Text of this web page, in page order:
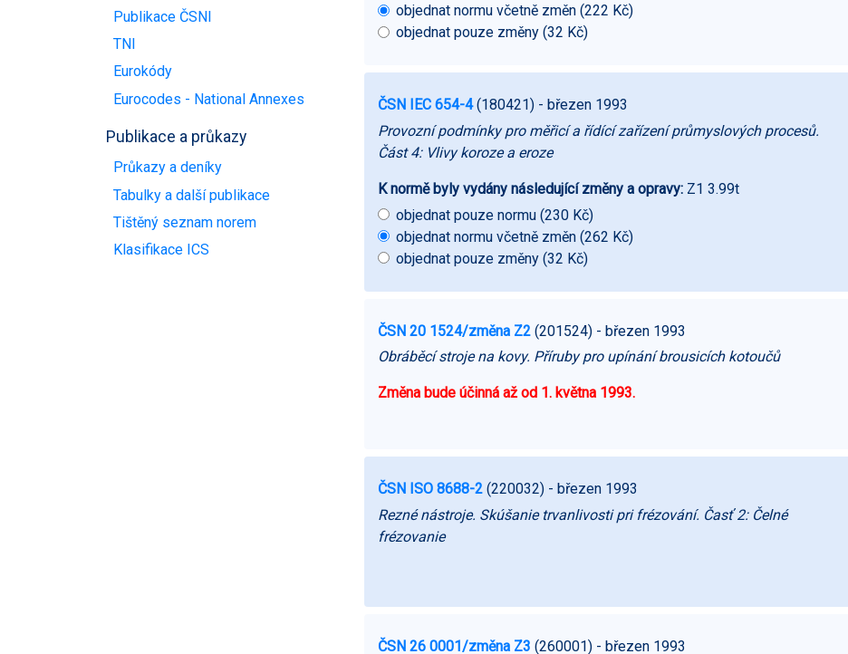
Publikace ČSNI
TNI
Eurokódy
Eurocodes - National Annexes
Publikace a průkazy
Průkazy a deníky
Tabulky a další publikace
Tištěný seznam norem
Klasifikace ICS
objednat normu včetně změn (222 Kč)
objednat pouze změny (32 Kč)
ČSN IEC 654-4(180421) - březen 1993
Provozní podmínky pro měřicí a řídící zařízení průmyslových procesů.
Část 4: Vlivy koroze a eroze
K normě byly vydány následující změny a opravy: Z1 3.99t
objednat pouze normu (230 Kč)
objednat normu včetně změn (262 Kč)
objednat pouze změny (32 Kč)
ČSN 20 1524/změna Z2 (201524) - březen 1993
Obráběcí stroje na kovy. Příruby pro upínání brousicích kotoučů
Změna bude účinná až od 1. května 1993.
ČSN ISO 8688-2 (220032) - březen 1993
Rezné nástroje. Skúšanie trvanlivosti pri frézování. Časť 2: Čelné
frézovanie
ČSN 26 0001/změna Z3 (260001) - březen 1993